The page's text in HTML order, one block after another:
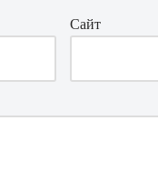
Сайт